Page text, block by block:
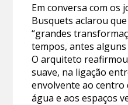
Em conversa com os
Busquets aclarou
“grandes
tempos, antes alguns
O arquiteto
suave, na ligação
envolvente ao centro
água e aos espaços